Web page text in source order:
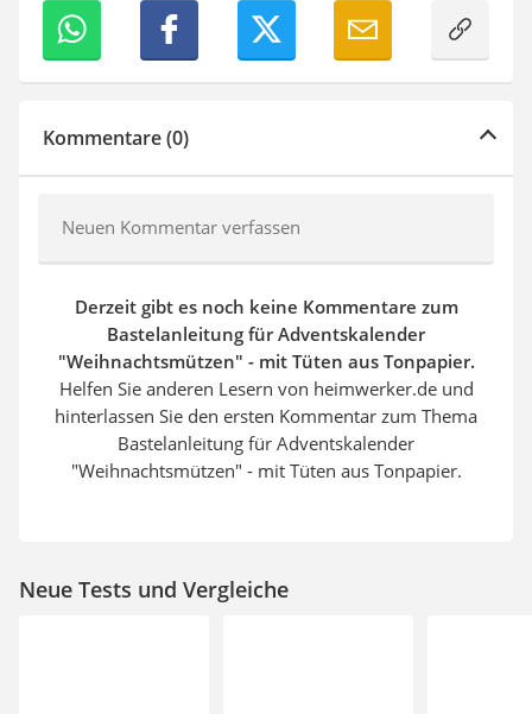
Kommentare (0)
Neuen Kommentar verfassen
Derzeit gibt es noch keine Kommentare zum
Bastelanleitung für Adventskalender
"Weihnachtsmützen" - mit Tüten aus Tonpapier.
Helfen Sie anderen Lesern von heimwerker.de und
hinterlassen Sie den ersten Kommentar zum Thema
Bastelanleitung für Adventskalender
"Weihnachtsmützen" - mit Tüten aus Tonpapier.
Neue Tests und Vergleiche